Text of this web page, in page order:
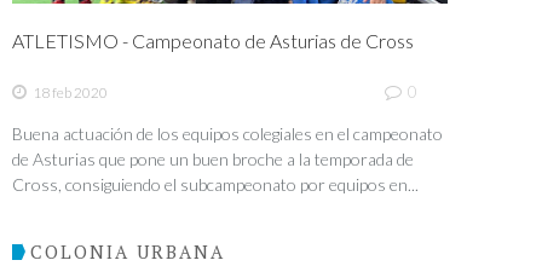
ATLETISMO - Campeonato de Asturias de Cross
18 feb 2020 0
Buena actuación de los equipos colegiales en el campeonato
de Asturias que pone un buen broche a la temporada de
Cross, consiguiendo el subcampeonato por equipos en...
COLONIA URBANA